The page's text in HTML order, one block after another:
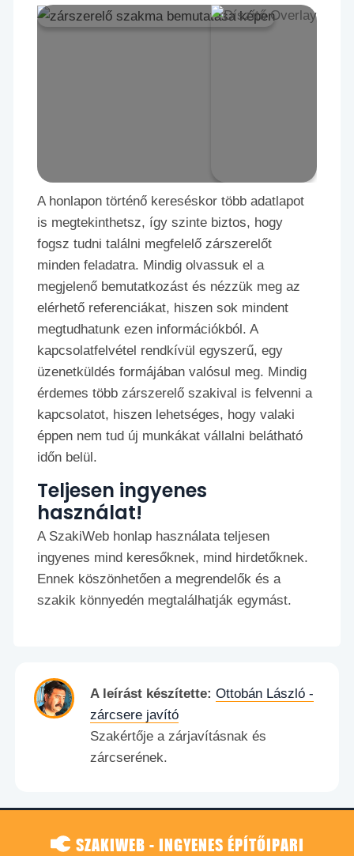
A honlapon történő kereséskor több adatlapot
is megtekinthetsz, így szinte biztos, hogy
fogsz tudni találni megfelelő zárszerelőt
minden feladatra. Mindig olvassuk el a
megjelenő bemutatkozást és nézzük meg az
elérhető referenciákat, hiszen sok mindent
megtudhatunk ezen információkból. A
kapcsolatfelvétel rendkívül egyszerű, egy
üzenetküldés formájában valósul meg. Mindig
érdemes több zárszerelő szakival is felvenni a
kapcsolatot, hiszen lehetséges, hogy valaki
éppen nem tud új munkákat vállalni belátható
időn belül.
Teljesen ingyenes
használat!
A SzakiWeb honlap használata teljesen
ingyenes mind keresőknek, mind hirdetőknek.
Ennek köszönhetően a megrendelők és a
szakik könnyedén megtalálhatják egymást.
A leírást készítette: Ottobán László -
zárcsere javító
Szakértője a zárjavításnak és
zárcserének.
SZAKIWEB - INGYENES ÉPÍTŐIPARI